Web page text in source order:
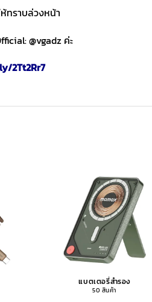
ทราบล่วงหน้า
@vgadz ค่ะ
2Tt2Rr7
แบตเตอรี่สำรอง
50 สินค้า